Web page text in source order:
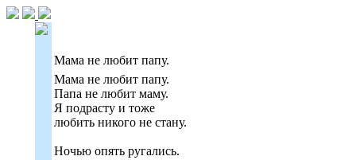
Мама не любит папу.
Мама не любит папу.
Папа не любит маму.
Я подрасту и тоже
любить никого не стану.
Ночью опять ругались.